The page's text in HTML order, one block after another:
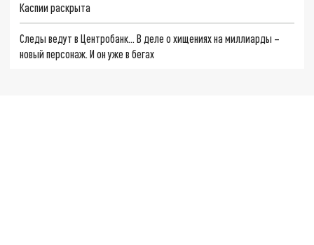
Каспии раскрыта
Следы ведут в Центробанк… В деле о хищениях на миллиарды –
новый персонаж. И он уже в бегах